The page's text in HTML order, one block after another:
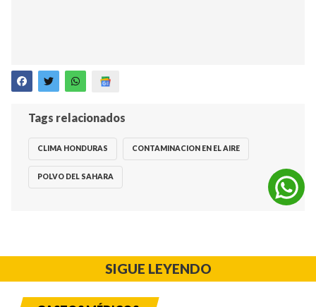
Tags relacionados
CLIMA HONDURAS CONTAMINACION EN EL AIRE
POLVO DEL SAHARA
SIGUE LEYENDO